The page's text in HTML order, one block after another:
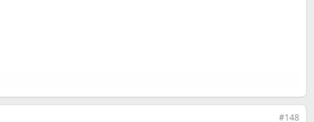
#148